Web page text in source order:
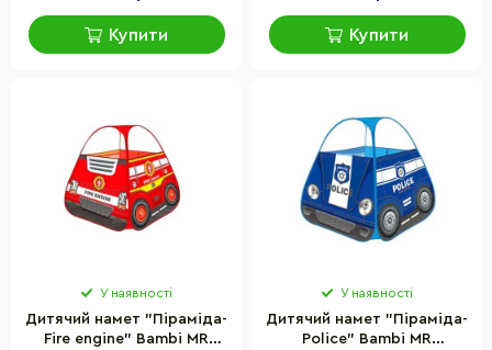
Купити Купити
У наявності
Дитячий намет "Піраміда-
Fire engine" Bambi MR
У наявності
Дитячий намет "Піраміда-
Police" Bambi MR